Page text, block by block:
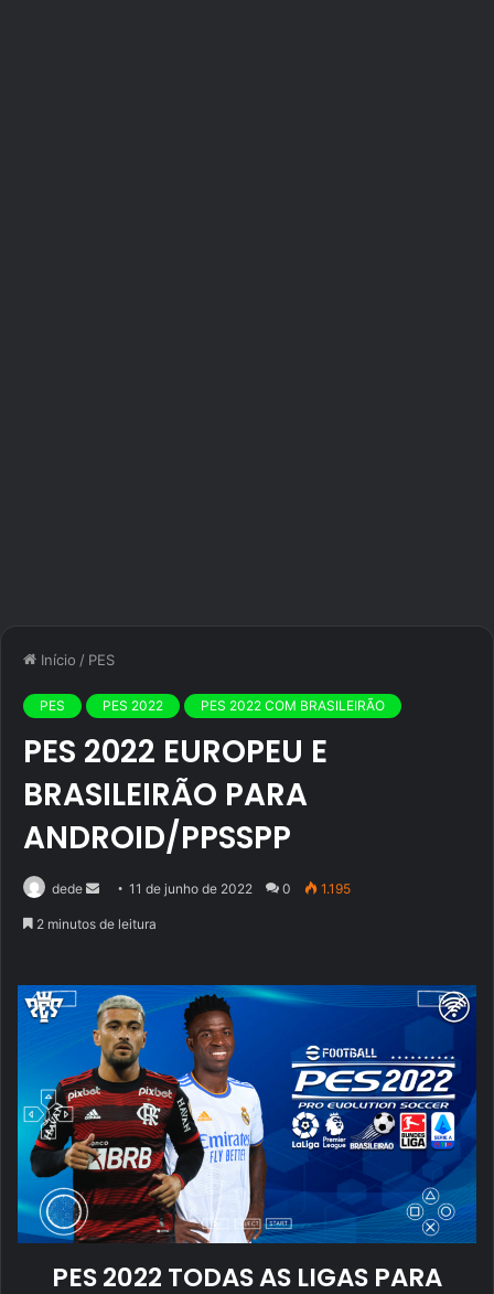
Início / PES
PES PES 2022 PES 2022 COM BRASILEIRÃO
PES 2022 EUROPEU E
BRASILEIRÃO PARA
ANDROID/PPSSPP
dede
Mande11 de junho de 2022 0 1.195
2 minutos de leitura
PES 2022 TODAS AS LIGAS PARA